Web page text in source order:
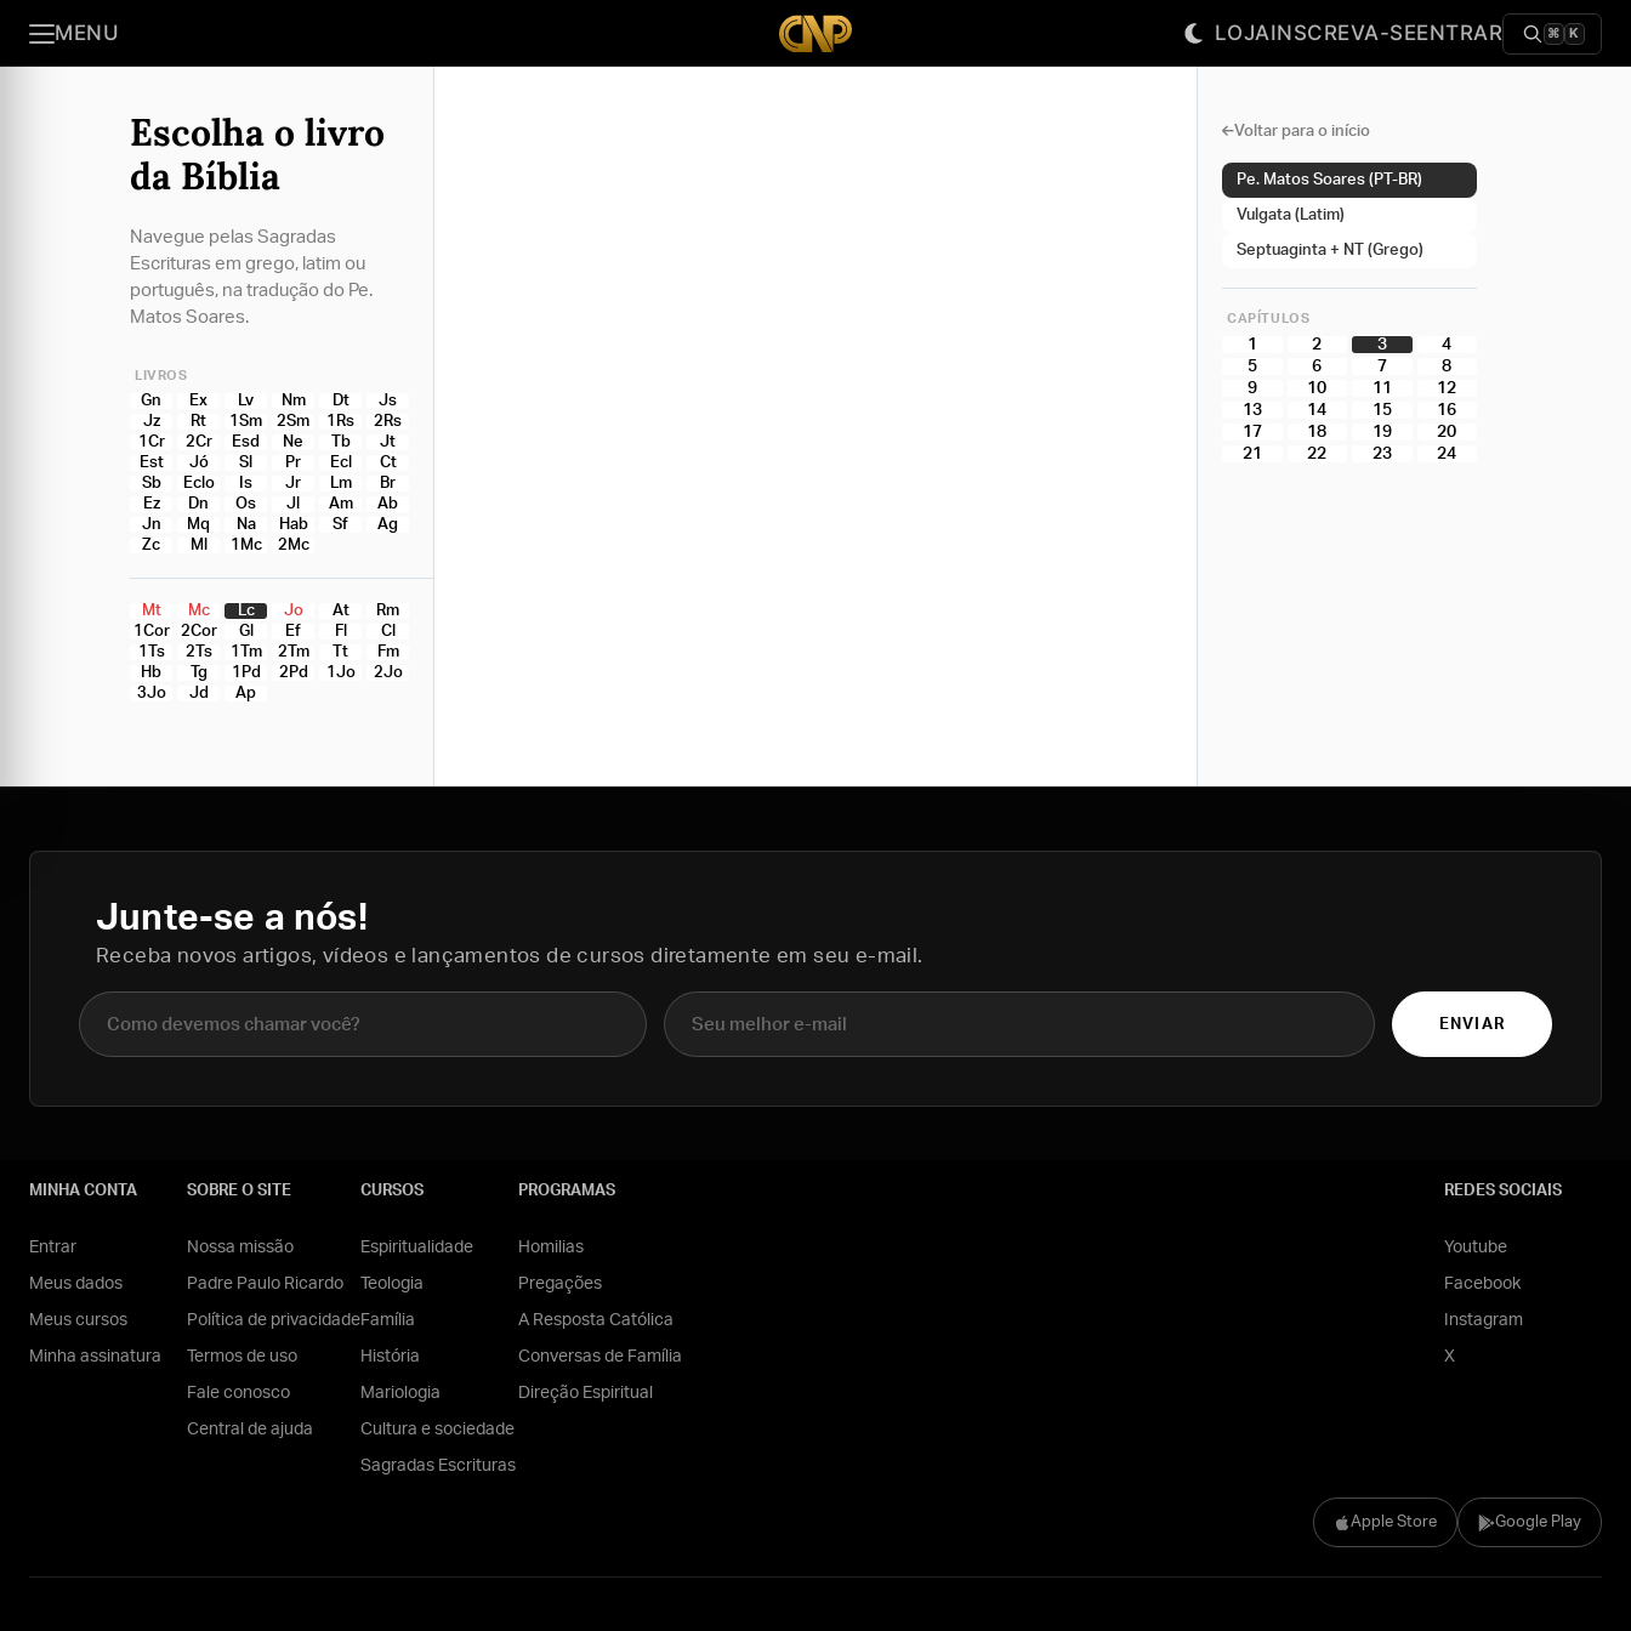
MENU LOJAINSCREVA-SEENTRAR ⌘ K
Escolha o livro
da Bíblia
Navegue pelas Sagradas
Escrituras em grego, latim ou
português, na tradução do Pe.
Matos Soares.
LIVROS
Gn Ex Lv Nm Dt
Js
Jz
Rt 1Sm 2Sm 1Rs
2Rs
1Cr
2Cr Esd Ne Tb
Jt
Est
Jó Sl Pr Ecl
Ct
Sb
Eclo Is Jr Lm
Br
Ez
Dn Os Jl Am
Ab
Jn
Mq Na Hab Sf
Ag
Zc
Ml 1Mc 2Mc
Mt Mc Lc Jo At
Rm
1Cor
2Cor Gl Ef Fl
Cl
1Ts
2Ts 1Tm 2Tm Tt
Fm
Hb
Tg 1Pd 2Pd 1Jo
2Jo
3Jo
Jd Ap
Voltar para o início
Pe. Matos Soares (PT-BR)
Vulgata (Latim)
Septuaginta + NT (Grego)
CAPÍTULOS
1 2 3
4
5
6 7
8
9
10 11
12
13
14 15
16
17
18 19
20
21
22 23 24
Junte-se a nós!
Receba novos artigos, vídeos e lançamentos de cursos diretamente em seu e-mail.
Nome completo E-mail
ENVIAR
Apple Store Google Play
MINHA CONTA
Entrar
Meus dados
Meus cursos
Minha assinatura
SOBRE O SITE
Nossa missão
Padre Paulo Ricardo
Política de privacidade
Termos de uso
Fale conosco
Central de ajuda
CURSOS
Espiritualidade
Teologia
Família
História
Mariologia
Cultura e sociedade
Sagradas Escrituras
PROGRAMAS
Homilias
Pregações
A Resposta Católica
Conversas de Família
Direção Espiritual
REDES SOCIAIS
Youtube
Facebook
Instagram
X